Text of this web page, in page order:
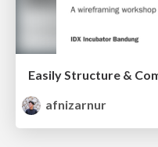
afnizarnur